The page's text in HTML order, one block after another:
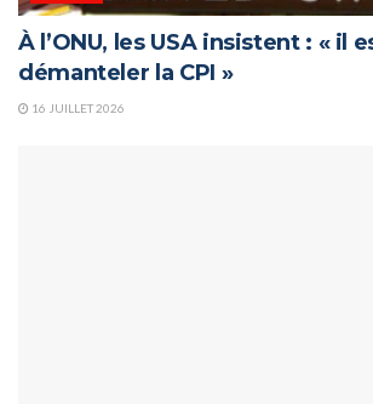
À l’ONU, les USA insistent : « il
démanteler la CPI »
16 JUILLET 2026